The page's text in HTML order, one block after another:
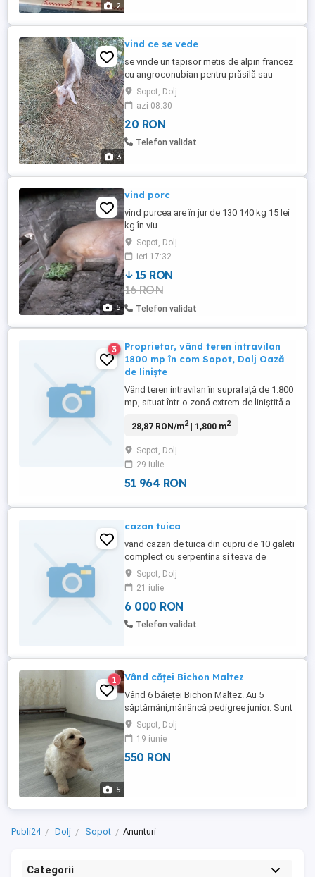
2
3
vind ce se vede
se vinde un tapisor metis de alpin francez
cu angroconubian pentru prăsilă sau
sacrificat
Sopot, Dolj
azi 08:30
20 RON
Telefon validat
5
vind porc
vind purcea are în jur de 130 140 kg 15 lei
kg în viu
Sopot, Dolj
ieri 17:32
15 RON
16 RON
Telefon validat
3
Proprietar, vând teren intravilan
1800 mp în com Sopot, Dolj Oază
de liniște
Vând teren intravilan în suprafață de 1.800
mp, situat într-o zonă extrem de liniștită a
reprezintă o oportunitate excelentă pentru
o locuință permanentă, departe de agitația
și zgomotul orașului. Detalii principale:
Suprafață ...
28,87 RON/m2| 1,800 m2
Sopot, Dolj
29 iulie
51 964 RON
cazan tuica
vand cazan de tuica din cupru de 10 galeti
complect cu serpentina si teava de
legatura plus butoi pt serpentina
Sopot, Dolj
21 iulie
6 000 RON
Telefon validat
5
1 Vând căței Bichon Maltez
Vând 6 băieței Bichon Maltez. Au 5
săptămâni,mănâncă pedigree junior. Sunt
deparazitați și vaccinați conform vârstei și
au carnet de sănătate. Dețin și părinții, se
pot vedea odată cu cei mici. Pentru mai
multe detalii, sunați la numărul de telefon.
Sopot, Dolj
19 iunie
550 RON
Publi24 Dolj Sopot Anunturi
Categorii